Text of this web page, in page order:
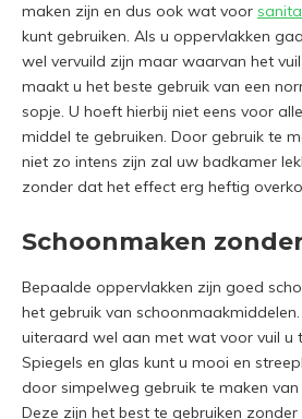
maken zijn en dus ook wat voor
kunt gebruiken. Als u oppervlakken
wel vervuild zijn maar waarvan het
maakt u het beste gebruik van een
sopje. U hoeft hierbij niet eens voor
middel te gebruiken. Door gebruik te
niet zo intens zijn zal uw badkamer
zonder dat het effect erg heftig
Schoonmaken
Bepaalde oppervlakken zijn goed
het gebruik van
uiteraard wel aan met wat voor vuil u
Spiegels en glas kunt u mooi en
door simpelweg gebruik te maken
Deze zijn het best te gebruiken